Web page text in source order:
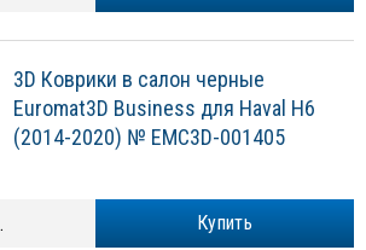
3D Коврики в салон черные
Euromat3D Business для Haval H6
(2014-2020) № EMC3D-001405
Купить